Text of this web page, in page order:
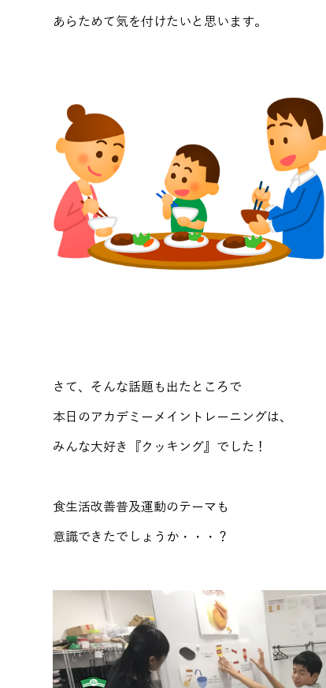
あらためて気を付けたいと思います。
さて、そんな話題も出たところで
本日のアカデミーメイントレーニングは、
みんな大好き『クッキング』でした！
食生活改善普及運動のテーマも
意識できたでしょうか・・・？